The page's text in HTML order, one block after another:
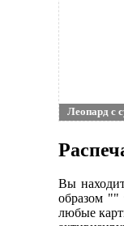
Леопард с
Вы
образом ""
любые